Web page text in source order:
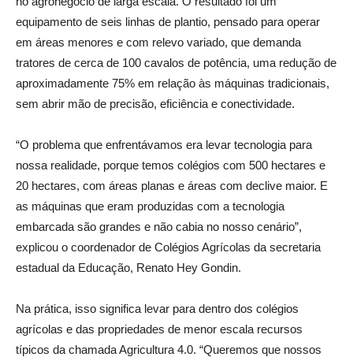
equipamento de seis linhas de plantio, pensado para operar
em áreas menores e com relevo variado, que demanda
tratores de cerca de 100 cavalos de potência, uma redução de
aproximadamente 75% em relação às máquinas tradicionais,
sem abrir mão de precisão, eficiência e conectividade.
“O problema que enfrentávamos era levar tecnologia para
nossa realidade, porque temos colégios com 500 hectares e
20 hectares, com áreas planas e áreas com declive maior. E
as máquinas que eram produzidas com a tecnologia
embarcada são grandes e não cabia no nosso cenário”,
explicou o coordenador de Colégios Agrícolas da secretaria
estadual da Educação, Renato Hey Gondin.
Na prática, isso significa levar para dentro dos colégios
agrícolas e das propriedades de menor escala recursos
típicos da chamada Agricultura 4.0. “Queremos que nossos